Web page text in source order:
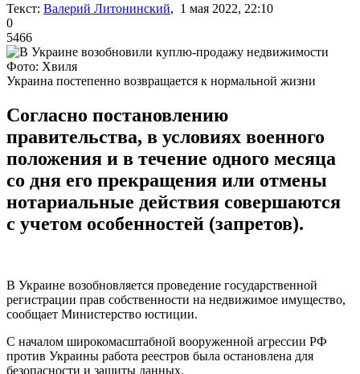
Текст: Валерий Литонинский, 1 мая 2022, 22:10
0
5466
Фото: Хвиля
Украина постепенно возвращается к нормальной жизни
Согласно постановлению
правительства, в условиях военного
положения и в течение одного месяца
со дня его прекращения или отмены
нотариальные действия совершаются
с учетом особенностей (запретов).
В Украине возобновляется проведение государственной
регистрации прав собственности на недвижимое имущество,
сообщает Министерство юстиции.
С началом широкомасштабной вооруженной агрессии РФ
против Украины работа реестров была остановлена для
безопасности и защиты данных.